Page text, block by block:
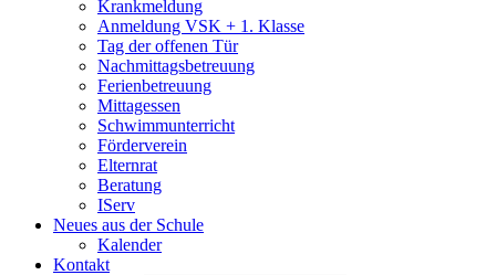
Krankmeldung
Anmeldung VSK + 1. Klasse
Tag der offenen Tür
Nachmittagsbetreuung
Ferienbetreuung
Mittagessen
Schwimmunterricht
Förderverein
Elternrat
Beratung
IServ
Neues aus der Schule
Kalender
Kontakt